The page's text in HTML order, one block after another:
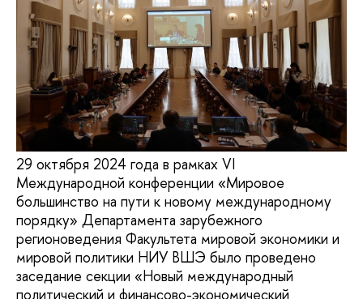
29 октября 2024 года в рамках VI
Международной конференции «Мировое
большинство на пути к новому международному
порядку» Департамента зарубежного
регионоведения Факультета мировой экономики и
мировой политики НИУ ВШЭ было проведено
заседание секции «Новый международный
политический и финансово-экономический